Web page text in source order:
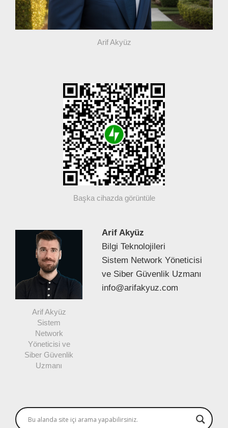
Arif Akyüz
Başka cihazda görüntüle
Arif Akyüz
Sistem
Network
Yöneticisi ve
Siber Güvenlik
Uzmanı
Arif Akyüz
Bilgi Teknolojileri
Sistem Network Yöneticisi
ve Siber Güvenlik Uzmanı
info@arifakyuz.com